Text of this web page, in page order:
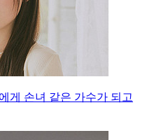
게 손녀 같은 가수가 되고